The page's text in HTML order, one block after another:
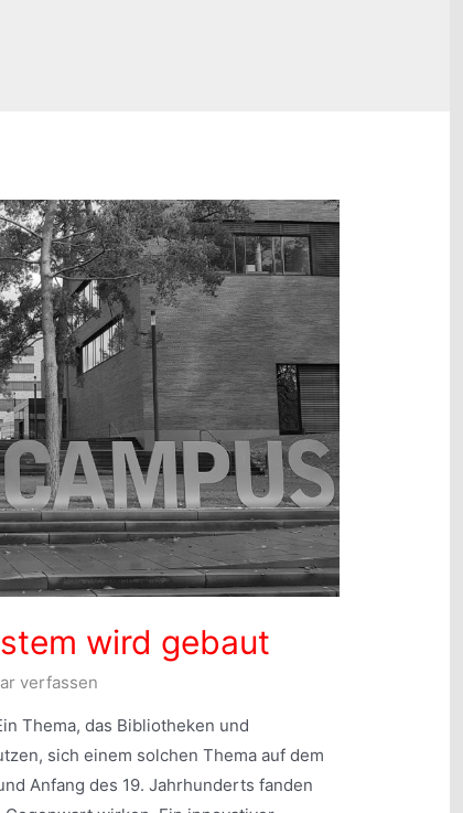
wird gebaut
verfassen
Thema, das Bibliotheken und
sich einem solchen Thema auf dem
Anfang des 19. Jahrhunderts fanden